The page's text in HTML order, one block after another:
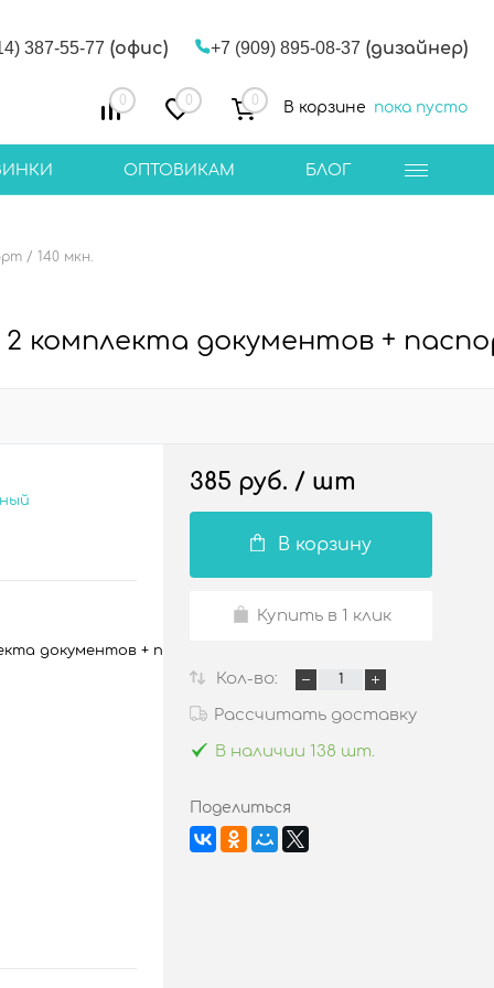
387-55-77 (офис) +7 (909) 895-08-37 (дизайнер)
0 0 0 В корзине пока пусто
ОПТОВИКАМ БЛОГ
/ 140 мкн.
комплекта документов +
документов + паспорт / 140 мкн.
385 руб. / шт
В корзину
Купить в 1 клик
Кол-во:
Рассчитать доставку
В наличии 138 шт.
Поделиться